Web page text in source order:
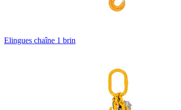
Elingues chaîne 1 brin